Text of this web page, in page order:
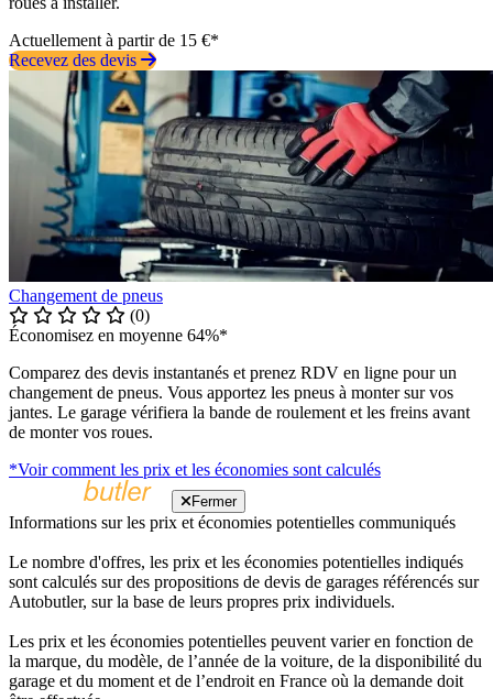
Actuellement à partir de 15 €*
Recevez des devis
Changement de pneus
(0)
Économisez en moyenne 64%*
Comparez des devis instantanés et prenez RDV en ligne pour un
changement de pneus. Vous apportez les pneus à monter sur vos
jantes. Le garage vérifiera la bande de roulement et les freins avant
de monter vos roues.
*Voir comment les prix et les économies sont calculés
Fermer
Informations sur les prix et économies potentielles communiqués
Le nombre d'offres, les prix et les économies potentielles indiqués
sont calculés sur des propositions de devis de garages référencés sur
Autobutler, sur la base de leurs propres prix individuels.
Les prix et les économies potentielles peuvent varier en fonction de
la marque, du modèle, de l’année de la voiture, de la disponibilité du
garage et du moment et de l’endroit en France où la demande doit